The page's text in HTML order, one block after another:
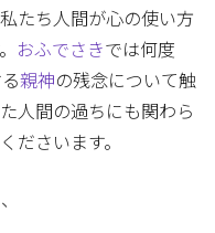
たち人間が心の使い方
おふでさきでは何度
親神の残念について触
人間の過ちにも関わら
ださいます。